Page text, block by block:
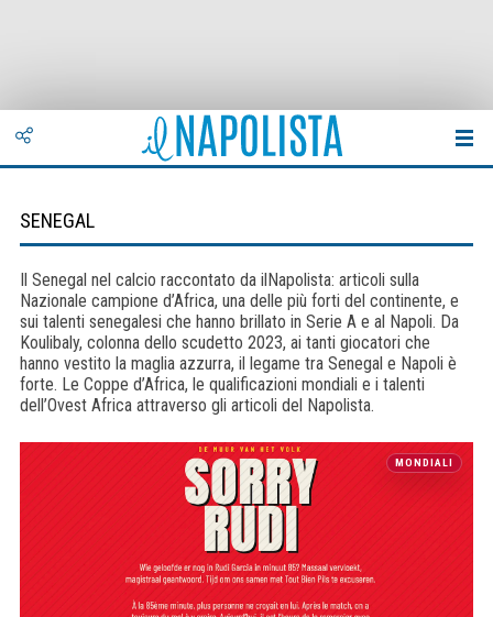
SENEGAL
Il Senegal nel calcio raccontato da ilNapolista: articoli sulla
Nazionale campione d’Africa, una delle più forti del continente, e
sui talenti senegalesi che hanno brillato in Serie A e al Napoli. Da
Koulibaly, colonna dello scudetto 2023, ai tanti giocatori che
hanno vestito la maglia azzurra, il legame tra Senegal e Napoli è
forte. Le Coppe d’Africa, le qualificazioni mondiali e i talenti
dell’Ovest Africa attraverso gli articoli del Napolista.
MONDIALI